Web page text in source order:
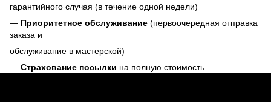
гарантийного случая (в течение одной недели)
— Приоритетное обслуживание (первоочередная отправка
заказа и
обслуживание в мастерской)
— Страхование посылки на полную стоимость